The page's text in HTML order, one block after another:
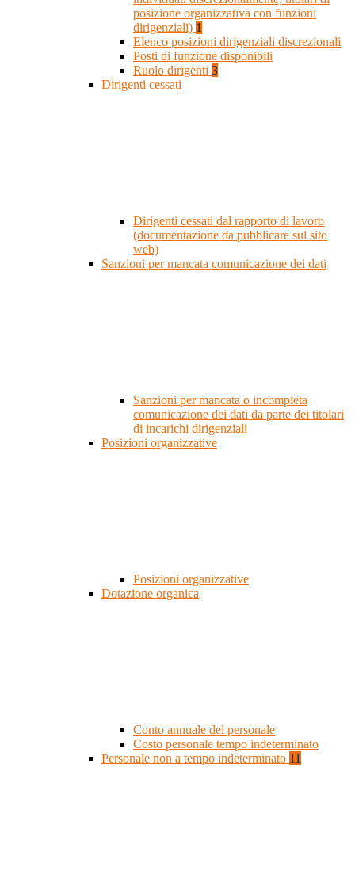
posizione organizzativa con funzioni
dirigenziali) 1
Elenco posizioni dirigenziali discrezionali
Posti di funzione disponibili
Ruolo dirigenti 3
Dirigenti cessati
Dirigenti cessati dal rapporto di lavoro
(documentazione da pubblicare sul sito
web)
Sanzioni per mancata comunicazione dei dati
Sanzioni per mancata o incompleta
comunicazione dei dati da parte dei titolari
di incarichi dirigenziali
Posizioni organizzative
Posizioni organizzative
Dotazione organica
Conto annuale del personale
Costo personale tempo indeterminato
Personale non a tempo indeterminato 11